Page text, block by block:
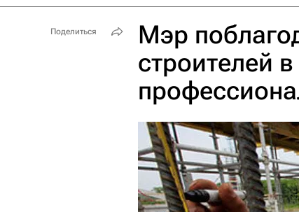
Мэр
строителей
Поделиться